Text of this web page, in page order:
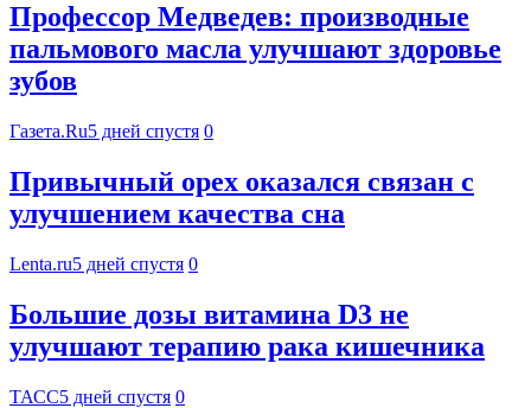
Профессор Медведев: производные
пальмового масла улучшают здоровье
зубов
Газета.Ru5 дней спустя 0
Привычный орех оказался связан с
улучшением качества сна
Lenta.ru5 дней спустя 0
Большие дозы витамина D3 не
улучшают терапию рака кишечника
ТАСС5 дней спустя 0